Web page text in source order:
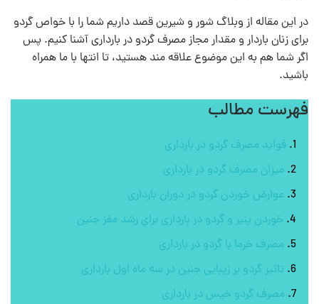
در این مقاله از وبلاگ شور و شیرین قصد داریم شما را با خواص گردو
برای زنان باردار و مقدار مجاز مصرف گردو در بارداری آشنا کنیم. پس
اگر شما هم به این موضوع علاقه مند هستید، تا انتها با ما همراه
باشید.
فهرست مطالب
فواید مصرف گردو در بارداری
میزان مصرف گردو در بارداری
عوارض خوردن گردو در دوران بارداری
خوردن پنیر و گردو در بارداری برای رشد مغز جنین
مصرف خرما با گردو در بارداری
تاثیر گردو بر زیبایی جنین در سه ماه اول بارداری
مصرف گردو خیس در بارداری